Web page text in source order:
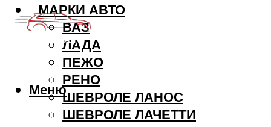
МАРКИ АВТО
ВАЗ
ЛАДА
ПЕЖО
РЕНО
ШЕВРОЛЕ ЛАНОС
ШЕВРОЛЕ ЛАЧЕТТИ
Меню